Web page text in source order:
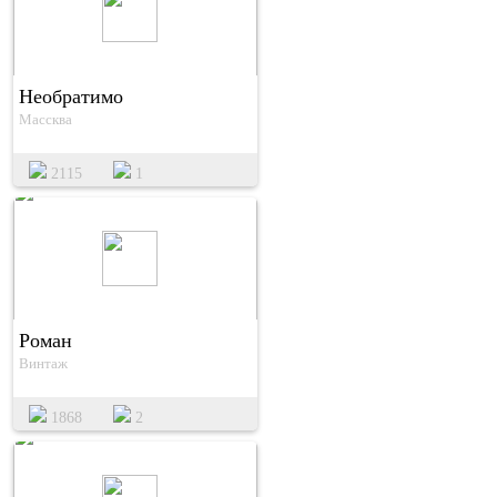
Необратимо
Массква
2115 1
Роман
Винтаж
1868 2